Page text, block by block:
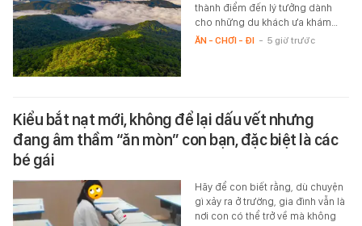
thành điểm đến lý tưởng dành
cho những du khách ưa khám…
ĂN - CHƠI - ĐI - 5 giờ trước
Kiểu bắt nạt mới, không để lại dấu vết nhưng
đang âm thầm “ăn mòn” con bạn, đặc biệt là các
bé gái
Hãy để con biết rằng, dù chuyện
gì xảy ra ở trường, gia đình vẫn là
nơi con có thể trở về mà không